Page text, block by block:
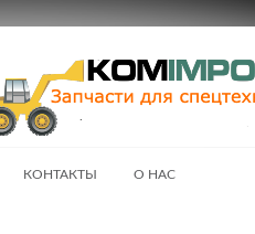
КОНТАКТЫ О НАС